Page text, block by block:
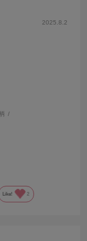
2025.8.2
Like! 2